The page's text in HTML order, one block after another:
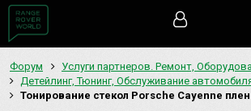
Форум
Услуги партнеров. Ремонт,
Детейлинг, Тюнинг, Обслуживание
Тонирование стекол Porsche Cayenne